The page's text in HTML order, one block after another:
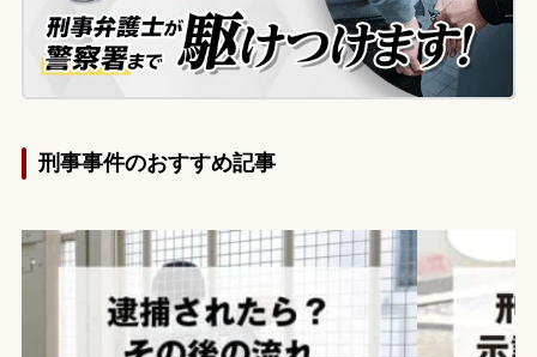
刑事事件のおすすめ記事